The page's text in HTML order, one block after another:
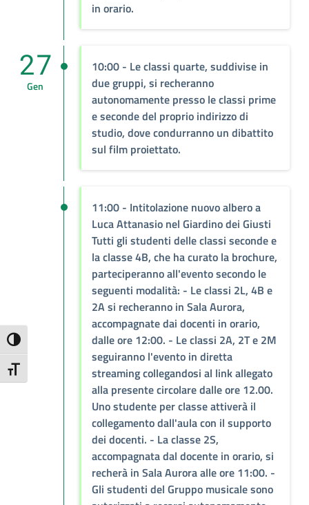
Attiva/disattiva alto contrasto
Attiva/disattiva dimensione testo
in orario.
27
Gen
10:00 - Le classi quarte, suddivise in
due gruppi, si recheranno
autonomamente presso le classi prime
e seconde del proprio indirizzo di
studio, dove condurranno un dibattito
sul film proiettato.
11:00 - Intitolazione nuovo albero a
Luca Attanasio nel Giardino dei Giusti
Tutti gli studenti delle classi seconde e
la classe 4B, che ha curato la brochure,
parteciperanno all'evento secondo le
seguenti modalità: - Le classi 2L, 4B e
2A si recheranno in Sala Aurora,
accompagnate dai docenti in orario,
dalle ore 12:00. - Le classi 2A, 2T e 2M
seguiranno l'evento in diretta
streaming collegandosi al link allegato
alla presente circolare dalle ore 12.00.
Uno studente per classe attiverà il
collegamento dall'aula con il supporto
dei docenti. - La classe 2S,
accompagnata dal docente in orario, si
recherà in Sala Aurora alle ore 11:00. -
Gli studenti del Gruppo musicale sono